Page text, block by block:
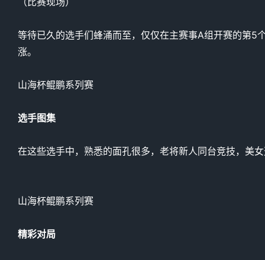
等待已久的选手们蜂涌而至，仅仅在主赛事A组开赛的第5
涨。
山海杯鲲鹏系列赛
选手图集
在这些选手中，熟悉的面孔很多，老将新人同台竞技，美
山海杯鲲鹏系列赛
精彩对局